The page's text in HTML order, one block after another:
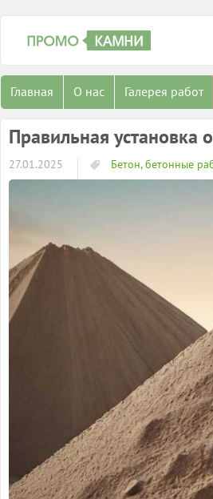
Главная О нас Галерея работ
Правильная установка
27.01.2025 Бетон, бетонные